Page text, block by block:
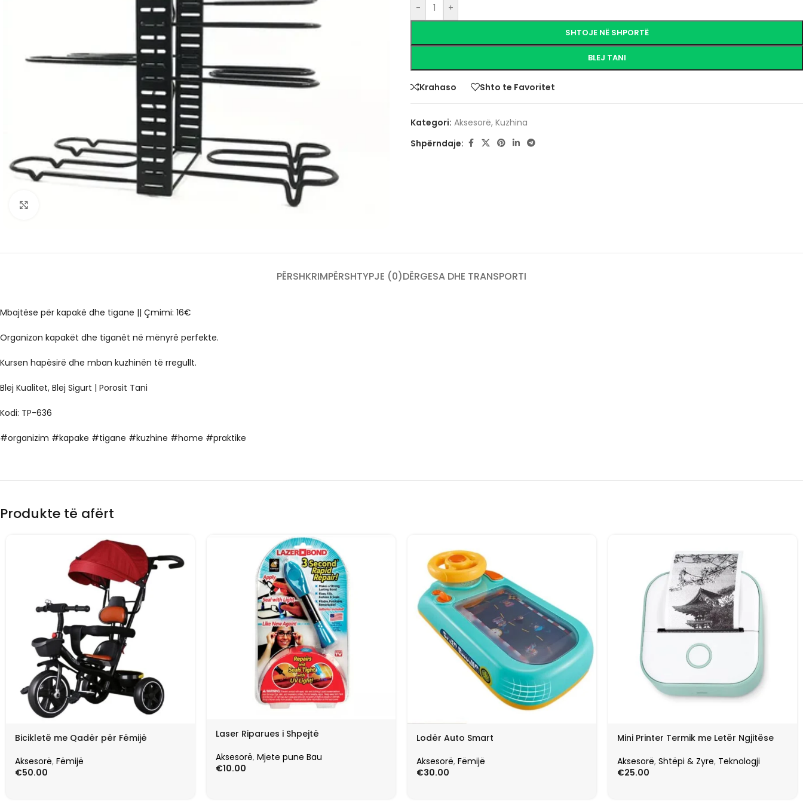
- +
SHTOJE NË SHPORTË
BLEJ TANI
Krahaso Shto te Favoritet
Kategori: Aksesorë, Kuzhina
Shpërndaje:
PËRSHKRIMPËRSHTYPJE (0)DËRGESA DHE TRANSPORTI
Mbajtëse për kapakë dhe tigane || Çmimi: 16€
Organizon kapakët dhe tiganët në mënyrë perfekte.
Kursen hapësirë dhe mban kuzhinën të rregullt.
Blej Kualitet, Blej Sigurt | Porosit Tani
Kodi: TP-636
#organizim #kapake #tigane #kuzhine #home #praktike
Produkte të afërt
Bicikletë me Qadër për Fëmijë
Aksesorë, Fëmijë
€50.00
Laser Riparues i Shpejtë
Aksesorë, Mjete pune Bau
€10.00
Lodër Auto Smart
Aksesorë, Fëmijë
€30.00
Mini Printer Termik me Letër Ngjitëse
Aksesorë, Shtëpi & Zyre, Teknologji
€25.00